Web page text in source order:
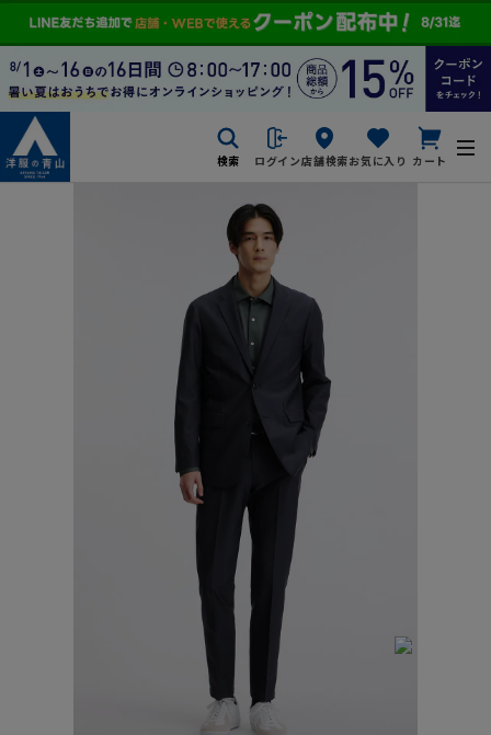
検索 ログイン店舗検索お気に入り カート